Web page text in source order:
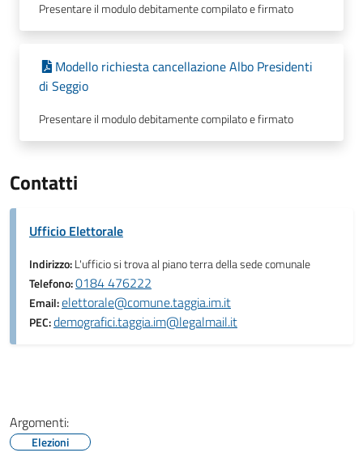
Presentare il modulo debitamente compilato e firmato
Modello richiesta cancellazione Albo Presidenti
di Seggio
Presentare il modulo debitamente compilato e firmato
Contatti
Ufficio Elettorale
Indirizzo:L'ufficio si trova al piano terra della sede comunale
Telefono:0184 476222
Email:elettorale@comune.taggia.im.it
PEC:demografici.taggia.im@legalmail.it
Argomenti:
Elezioni